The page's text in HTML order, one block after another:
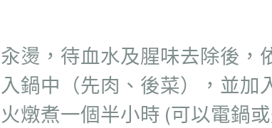
燙，待血水及腥味去除後，
鍋中（先肉、後菜），並加
燉煮一個半小時 (可以電鍋